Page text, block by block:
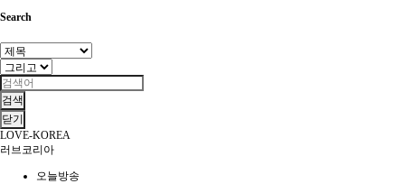
Search
검색
닫기
LOVE-KOREA
러브코리아
오늘방송